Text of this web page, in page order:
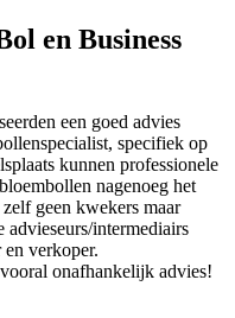
en Business
een goed advies
specifiek op
kunnen professionele
nagenoeg het
geen kwekers maar
advieseurs/intermediairs
verkoper.
onafhankelijk advies!